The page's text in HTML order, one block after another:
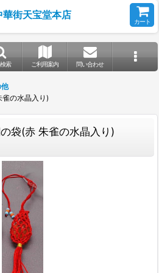
華街天宝堂本店
カート
索 ご利用案内 問い合わせ
の水晶入り)
袋(赤 朱雀の水晶入り)